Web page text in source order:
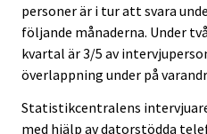
personer är i tur att svara
följande månaderna. Under
kvartal är 3/5 av
överlappning under på
Statistikcentralens
med hjälp av datorstödda